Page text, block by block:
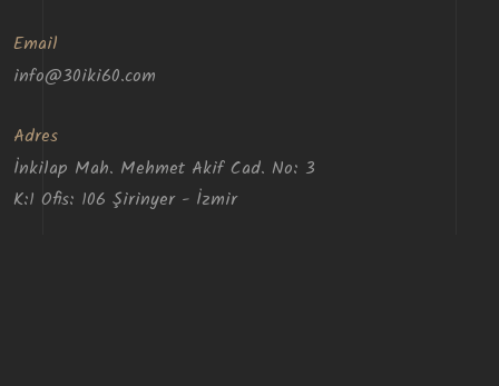
Email
info@30iki60.com
Adres
İnkilap Mah. Mehmet Akif Cad. No: 3
K:1 Ofis: 106 Şirinyer - İzmir